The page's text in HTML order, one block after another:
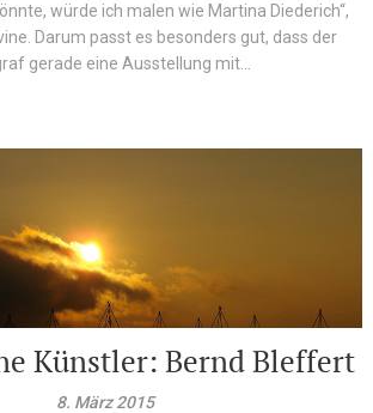
würde ich malen wie Martina Diederich“,
Darum passt es besonders gut, dass der
gerade eine Ausstellung mit...
Künstler: Bernd Bleffert
8. März 2015